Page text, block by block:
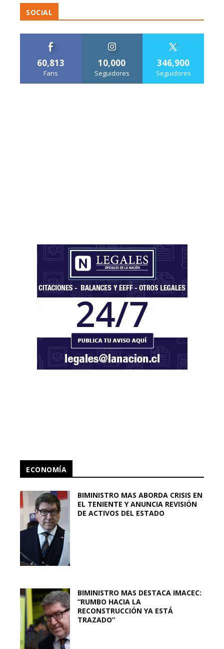
SOCIAL
60,813
Fans
10,000
Seguidores
346,900
Seguidores
ECONOMÍA
BIMINISTRO MAS ABORDA CRISIS EN
EL TENIENTE Y ANUNCIA REVISIÓN
DE ACTIVOS DEL ESTADO
BIMINISTRO MAS DESTACA IMACEC:
“RUMBO HACIA LA
RECONSTRUCCIÓN YA ESTÁ
TRAZADO”